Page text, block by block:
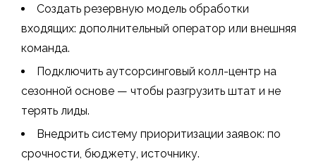
Создать резервную модель обработки
входящих: дополнительный оператор или внешняя
команда.
Подключить аутсорсинговый колл-центр на
сезонной основе — чтобы разгрузить штат и не
терять лиды.
Внедрить систему приоритизации заявок: по
срочности, бюджету, источнику.